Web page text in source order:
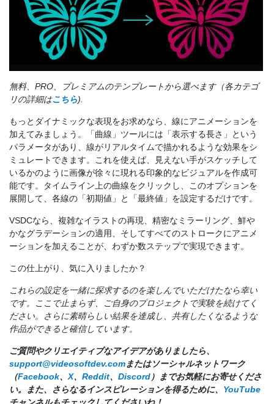
無料、PRO、プレミアムのテンプレートから選べます（各カテゴ
リの詳細はこちら).
もっとダイナミックな表現をお求めなら、線にアニメーションを
加えてみましょう。「曲線」ツールには「表示する長さ」という
パラメータがあり、線がリアルタイムで描かれるような効果をシ
ミュレートできます。これを使えば、見えない手がスケッチして
いるかのように画像が徐々に現れる印象的なビジュアルを作成可
能です。タイムライン上の曲線をクリックし、このオプションを
展開して、各線の「初期値」と「最終値」を設定するだけです。
VSDCなら、複雑なイラストの再現、精密なミラーリング、鮮や
かなグラデーションの適用、そしてすべてのストロークにアニメ
ーションを加えることが、わずか数ステップで実現できます。
この仕上がり、気に入りましたか？
これらの設定を一緒に探求するのを楽しんでいただけたなら幸い
です。ここで止まらず、ご自身のプロジェクトで実験を続けてく
ださい。さらに素晴らしい結果を達成し、共有したくなるような
作品ができると確信しています。
ご質問やクリエイティブなアイデアがありましたら、
support@videosoftdev.comまたはソーシャルネットワーク
（Facebook、 X、 Reddit、 Discord）までお気軽にお寄せくださ
い。また、さらなるインスピレーションを得るために、 YouTube
チャンネルもチェックしてくださいね！